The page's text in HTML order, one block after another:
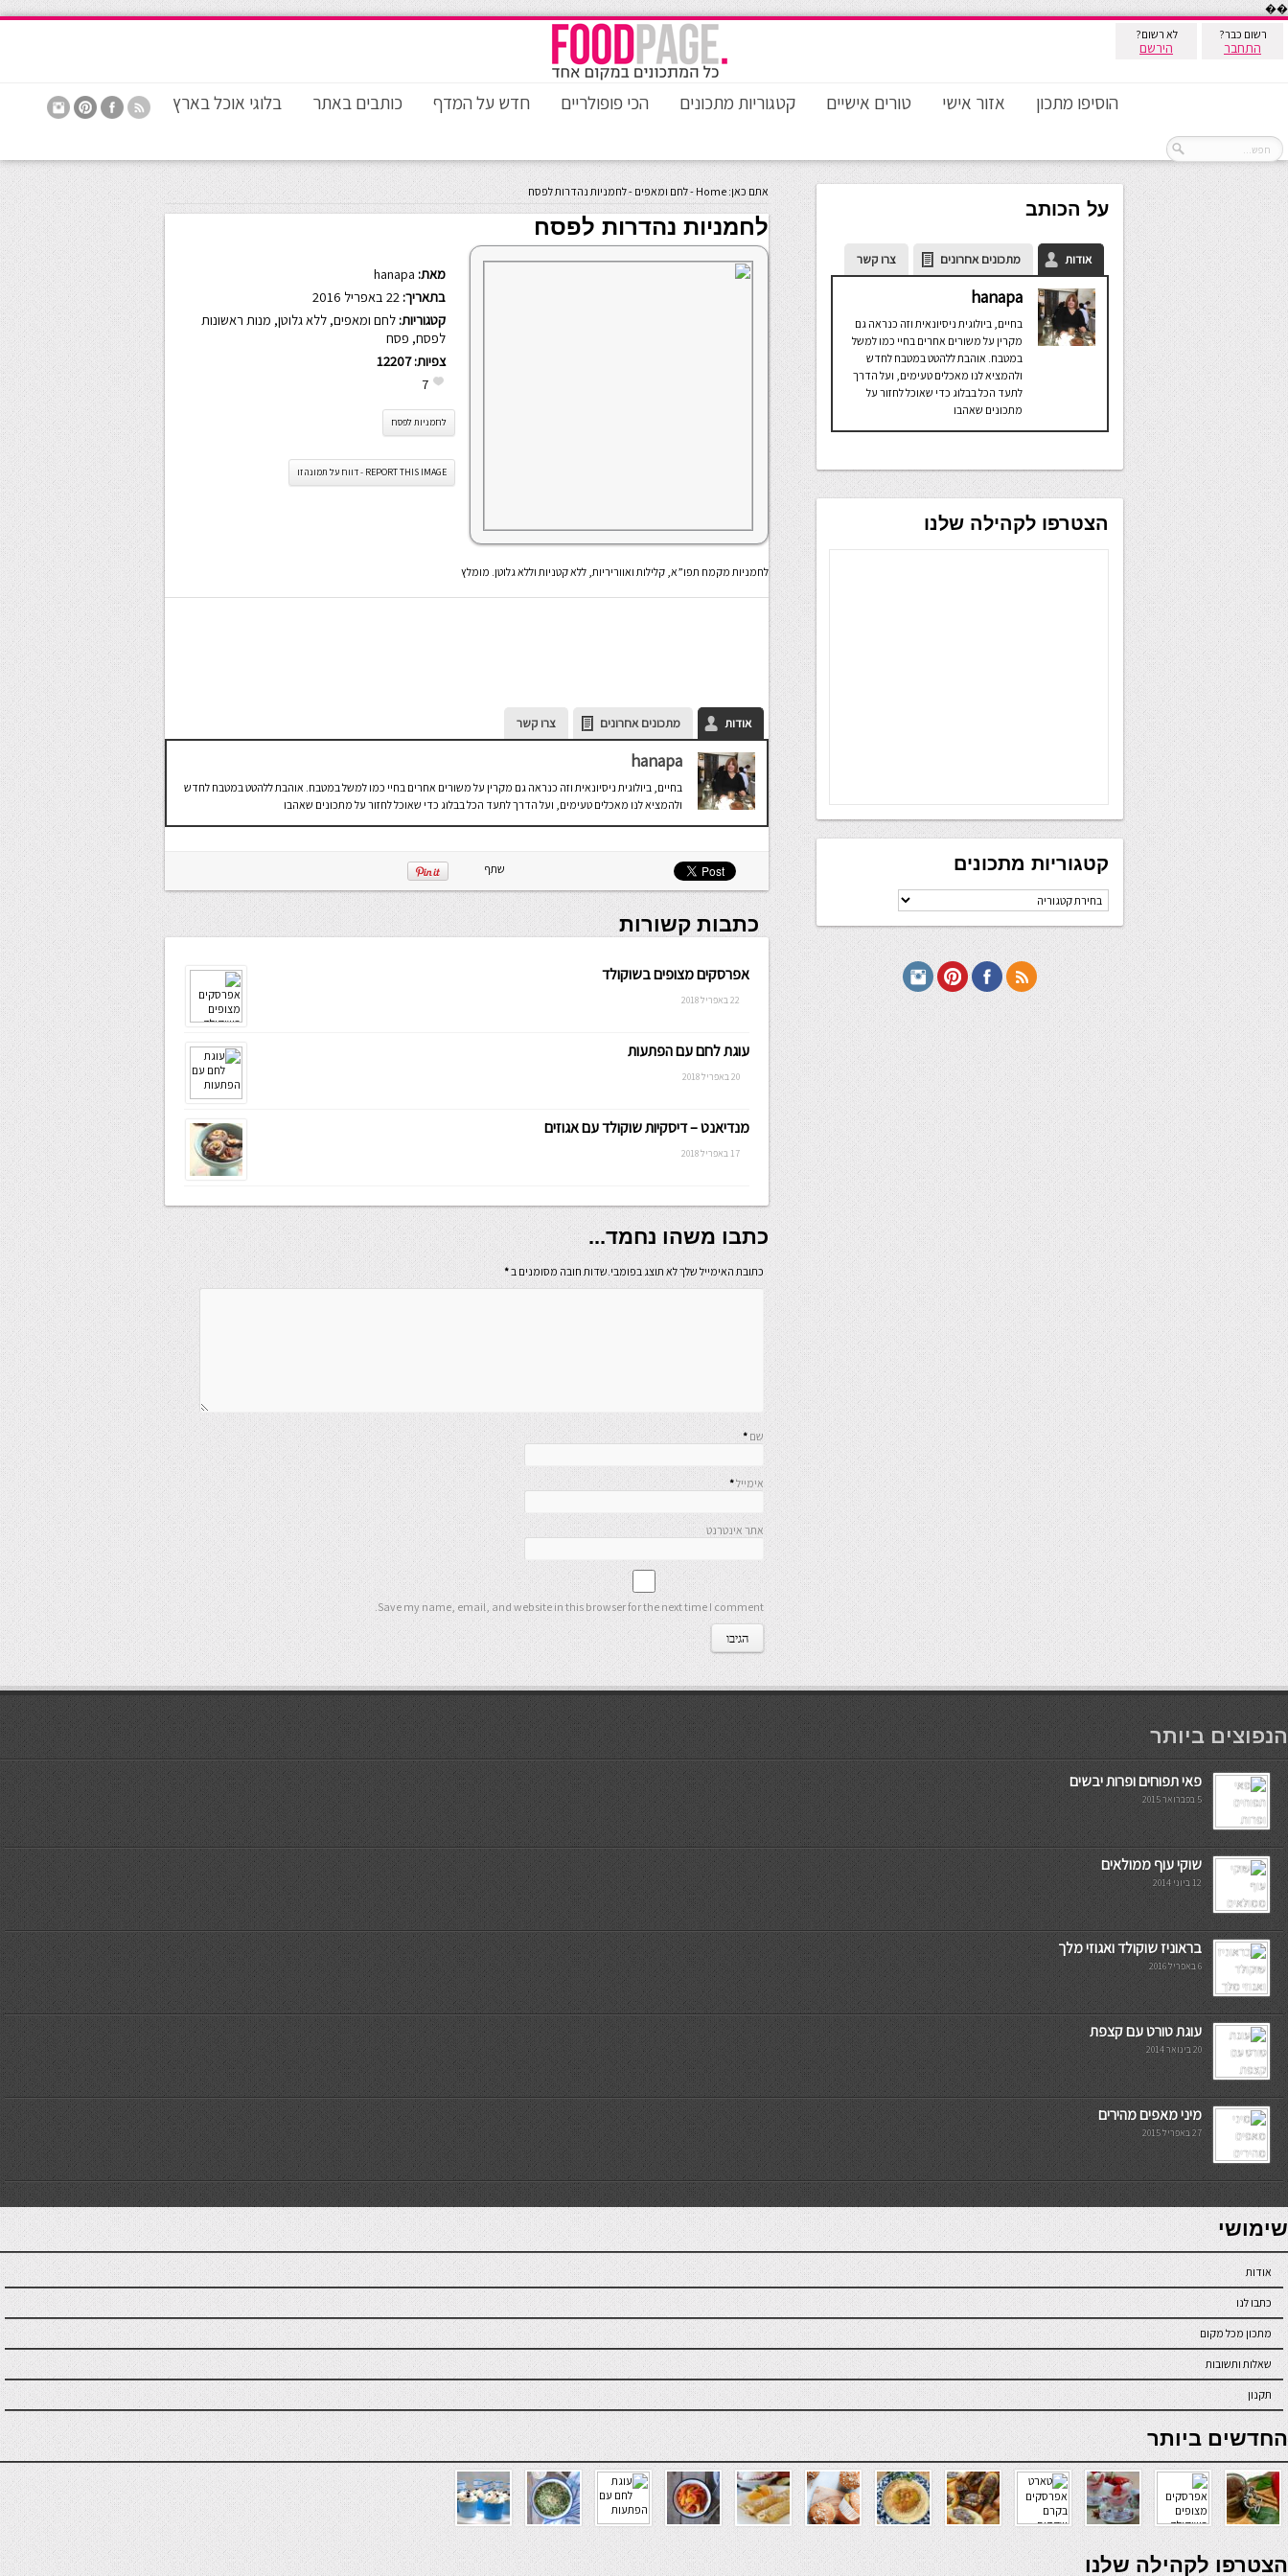
��
רשום כבר?
התחבר
לא רשום?
הירשם
הוסיפו מתכון אזור אישי טורים אישיים קטגוריות מתכונים הכי פופולריים חדש על המדף כותבים באתר בלוגי אוכל בארץ
אתם כאן: Home
-לחם ומאפים -לחמניות נהדרות לפסח
לחמניות נהדרות לפסח
מאת: hanapa
בתאריך:
קטגוריות: לחם ומאפים, ללא גלוטן, מנות ראשונות
לפסח, פסח
צפיות:12207
7
לחמניות לפסח
REPORT THIS IMAGE - דווח על תמונה זו
לחמניות מקמח תפו”א, קלילות ואווריריות, ללא קטניות וללא גלוטן. מומלץ
אודות מתכונים אחרונים צרו קשר
hanapa
בחיים, ביולוגית ניסיונאית וזה כנראה גם מקרין על משורים אחרים בחיי כמו למשל במטבח. אוהבת ללהטט במטבח לחדש
ולהמציא לנו מאכלים טעימים, ועל הדרך לתעד הכל בבלוג כדי שאוכל לחזור על מתכונים שאהבו
שתף
כתבות קשורות
אפרסקים מצופים בשוקולד
22 באפריל 2018
עוגת לחם עם הפתעות
20 באפריל 2018
מנדיאנט – דיסקיות שוקולד עם אגוזים
17 באפריל 2018
כתבו משהו נחמד...
כתובת האימייל שלך לא תוצג בפומבי.שדות חובה מסומנים ב*
שם *
אימייל*
אתר אינטרנט
Save my name, email, and website in this browser for the next time I comment.
על הכותב
אודות מתכונים אחרונים צרו קשר
hanapa
בחיים, ביולוגית ניסיונאית וזה כנראה גם
מקרין על משורים אחרים בחיי כמו למשל
במטבח. אוהבת ללהטט במטבח לחדש
ולהמציא לנו מאכלים טעימים, ועל הדרך
לתעד הכל בבלוג כדי שאוכל לחזור על
מתכונים שאהבו
הצטרפו לקהילה שלנו
קטגוריות מתכונים
קטגוריות
מתכונים
мостбет кг
הנפוצים ביותר
פאי תפוחים ופרות יבשים
5 בפברואר 2015
שוקי עוף ממולאים
12 ביוני 2014
בראוניז שוקולד ואגוזי מלך
6 באפריל 2016
עוגת טורט עם קצפת
20 בינואר 2014
מיני מאפים מהירים
27 באפריל 2015
7slots
seriöse online casinos österreich
שימושי
אודות
כתבו לנו
מתכון מכל מקום
שאלות ותשובות
תקנון
online casino
החדשים ביותר
verde casino
הצטרפו לקהילה שלנו